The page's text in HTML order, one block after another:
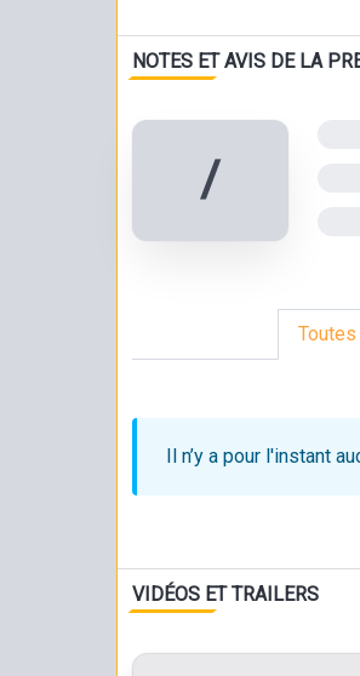
NOTES ET AVIS DE LA
/
Toutes
Il n’y a pour l'instant
VIDÉOS ET TRAILERS